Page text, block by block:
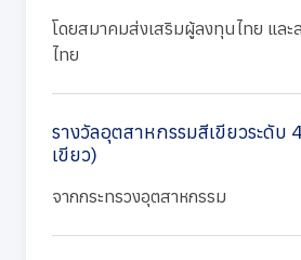
โดยสมาคมส่งเสริมผู้ลงทุนไทย และ
ไทย
รางวัลอุตสาหกรรมสีเขียวระดับ
เขียว)
จากกระทรวงอุตสาหกรรม